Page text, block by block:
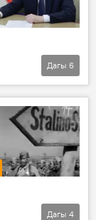
Дагы 6
Дагы 4